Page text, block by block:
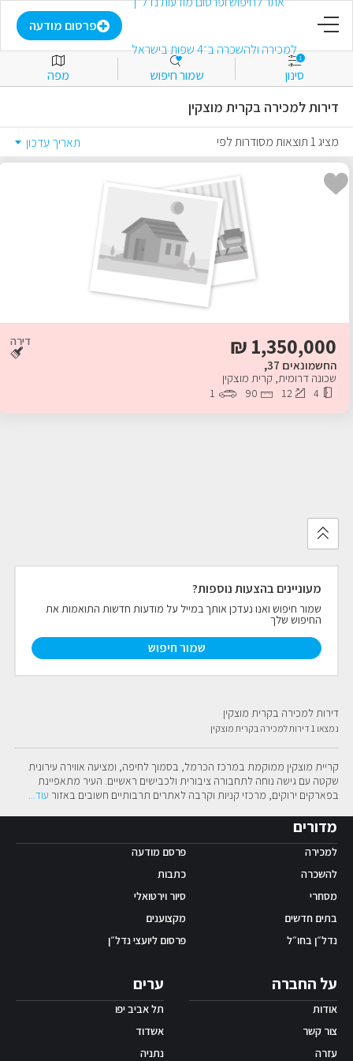
פרסום מודעה
פרסום מודעה
התחבר
מסחרי
פרויקטים חדשים
מקצוענים
צילום תלת מימד
כתבות
צור קשר
1
סינון שמור חיפוש מפה
דירות למכירה בקרית מוצקין
מציג 1 תוצאות מסודרות לפי תאריך עדכון
1,350,000
₪ דירה
החשמונאים 37,
שכונה דרומית, קרית מוצקין
4
12
90
1
מעוניינים בהצעות נוספות?
שמור חיפוש ואנו נעדכן אותך במייל על מודעות חדשות התואמות את
החיפוש שלך
שמור חיפוש
דירות למכירה בקרית מוצקין
נמצאו 1 דירות למכירה בקרית מוצקין
בפארקים ירוקים, מרכזי קניות וקרבה לאתרים תרבותיים חשובים באזור עוד...
מדורים
למכירה
להשכרה
מסחרי
בתים חדשים
נדל״ן בחו״ל
פרסם מודעה
כתבות
סיור וירטואלי
מקצוענים
פרסום ליועצי נדל״ן
ערים
תל אביב יפו
אשדוד
נתניה
על החברה
אודות
צור קשר
עזרה